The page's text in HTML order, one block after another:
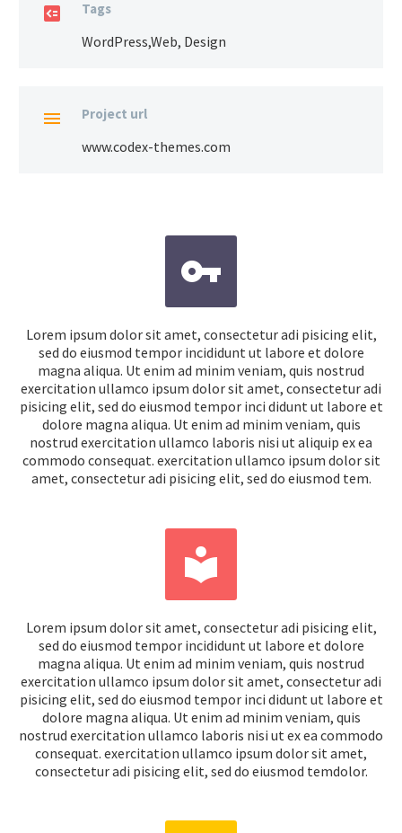
 Tags
WordPress,Web, Design
 Project url
www.codex-themes.com


Lorem ipsum dolor sit amet, consectetur adi pisicing elit,
sed do eiusmod tempor incididunt ut labore et dolore
magna aliqua. Ut enim ad minim veniam, quis nostrud
exercitation ullamco ipsum dolor sit amet, consectetur adi
pisicing elit, sed do eiusmod tempor inci didunt ut labore et
dolore magna aliqua. Ut enim ad minim veniam, quis
nostrud exercitation ullamco laboris nisi ut aliquip ex ea
commodo consequat. exercitation ullamco ipsum dolor sit
amet, consectetur adi pisicing elit, sed do eiusmod tem.


Lorem ipsum dolor sit amet, consectetur adi pisicing elit,
sed do eiusmod tempor incididunt ut labore et dolore
magna aliqua. Ut enim ad minim veniam, quis nostrud
exercitation ullamco ipsum dolor sit amet, consectetur adi
pisicing elit, sed do eiusmod tempor inci didunt ut labore et
dolore magna aliqua. Ut enim ad minim veniam, quis
nostrud exercitation ullamco laboris nisi ut ex ea commodo
consequat. exercitation ullamco ipsum dolor sit amet,
consectetur adi pisicing elit, sed do eiusmod temdolor.